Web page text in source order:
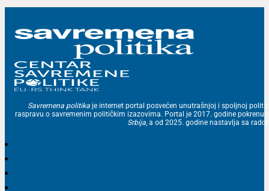
Savremena politika je internet portal posvećen unutrašnjoj i spoljnoj
raspravu o savremenim političkim izazovima. Portal je 2017. godine
Srbija , a od 2025. godine nastavlja sa